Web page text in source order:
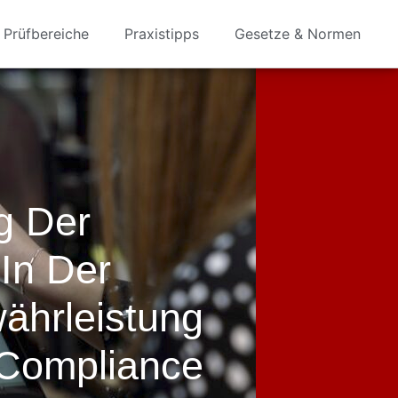
Prüfbereiche Praxistipps Gesetze & Normen
Der
Der